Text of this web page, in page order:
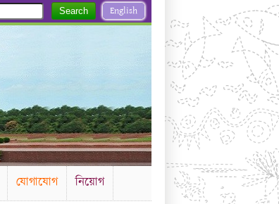
English
Search
যোগাযোগ নিয়োগ